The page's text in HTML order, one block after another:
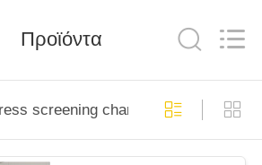
Προϊόντα
screening chamber